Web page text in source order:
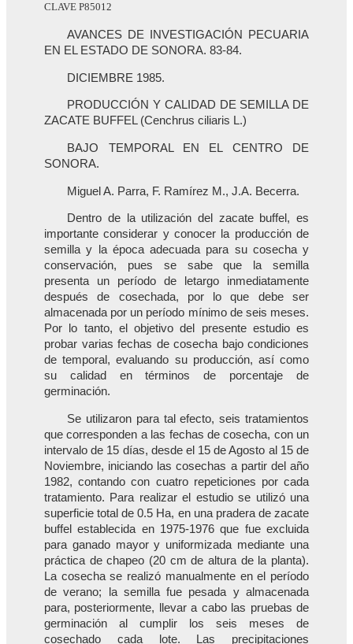
CLAVE P85012
AVANCES DE INVESTIGACIÓN PECUARIA
EN EL ESTADO DE SONORA. 83-84.
DICIEMBRE 1985.
PRODUCCIÓN Y CALIDAD DE SEMILLA DE
ZACATE BUFFEL (Cenchrus ciliaris L.)
BAJO TEMPORAL EN EL CENTRO DE
SONORA.
Miguel A. Parra, F. Ramírez M., J.A. Becerra.
Dentro de la utilización del zacate buffel, es
importante considerar y conocer la producción de
semilla y la época adecuada para su cosecha y
conservación, pues se sabe que la semilla
presenta un período de letargo inmediatamente
después de cosechada, por lo que debe ser
almacenada por un período mínimo de seis meses.
Por lo tanto, el objetivo del presente estudio es
probar varias fechas de cosecha bajo condiciones
de temporal, evaluando su producción, así como
su calidad en términos de porcentaje de
germinación.
Se utilizaron para tal efecto, seis tratamientos
que corresponden a las fechas de cosecha, con un
intervalo de 15 días, desde el 15 de Agosto al 15 de
Noviembre, iniciando las cosechas a partir del año
1982, contando con cuatro repeticiones por cada
tratamiento. Para realizar el estudio se utilizó una
superficie total de 0.5 Ha, en una pradera de zacate
buffel establecida en 1975-1976 que fue excluida
para ganado mayor y uniformizada mediante una
práctica de chapeo (20 cm de altura de la planta).
La cosecha se realizó manualmente en el período
de verano; la semilla fue pesada y almacenada
para, posteriormente, llevar a cabo las pruebas de
germinación al cumplir los seis meses de
cosechado cada lote. Las precipitaciones